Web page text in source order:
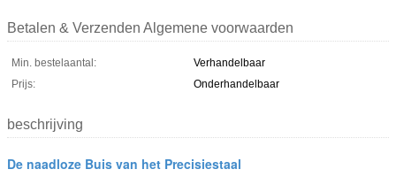
Betalen & Verzenden Algemene voorwaarden
Min. bestelaantal:
Verhandelbaar
Prijs:
Onderhandelbaar
beschrijving
De naadloze Buis van het Precisiestaal